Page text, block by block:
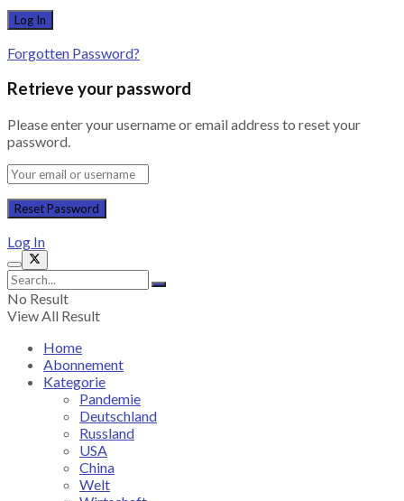
Forgotten Password?
Retrieve your password
Please enter your username or email address to reset your
password.
Log In
No Result
View All Result
Home
Abonnement
Kategorie
Pandemie
Deutschland
Russland
USA
China
Welt